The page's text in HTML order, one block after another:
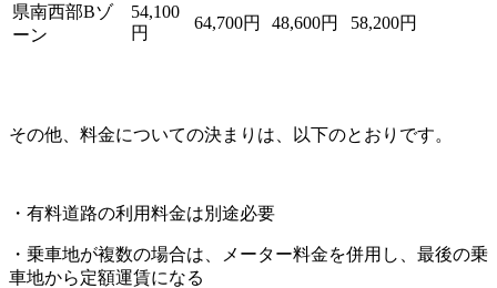
県南西部Bゾ
ーン
54,100
円
64,700円 48,600円 58,200円
その他、料金についての決まりは、以下のとおりです。
・有料道路の利用料金は別途必要
・乗車地が複数の場合は、メーター料金を併用し、最後の乗
車地から定額運賃になる